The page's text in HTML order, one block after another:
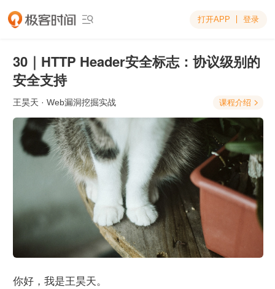
 打开APP 登录
30｜HTTP Header安全标志：协议级别的
安全支持
王昊天 · Web漏洞挖掘实战 课程介绍 
你好，我是王昊天。